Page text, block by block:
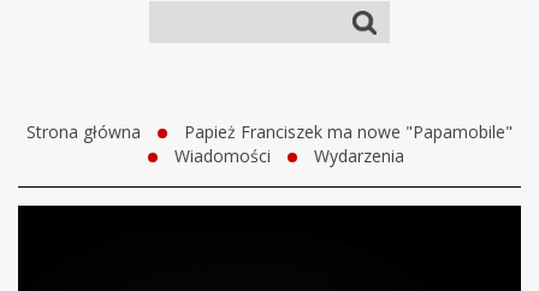
Strona główna
Papież Franciszek ma nowe "Papamobile"
Wiadomości
Wydarzenia